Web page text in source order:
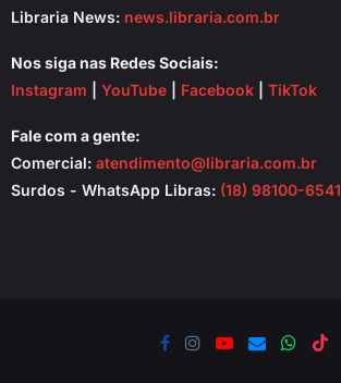
Libraria News: news.libraria.com.br
Nos siga nas Redes Sociais:
Instagram
YouTube Facebook TikTok
Fale com a gente:
Comercial: atendimento@libraria.com.br
Surdos - WhatsApp Libras: (18) 98100-6541